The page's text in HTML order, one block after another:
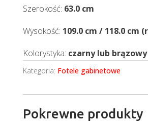
Szerokość: 63.0 cm
Wysokość: 109.0 cm / 118.0 cm
Kolorystyka: czarny lub brązowy
Kategoria: Fotele gabinetowe
Pokrewne produkty